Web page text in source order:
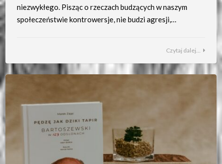
niezwykłego. Pisząc o rzeczach budzących w naszym
społeczeństwie kontrowersje, nie budzi agresji,…
Czytaj dalej...